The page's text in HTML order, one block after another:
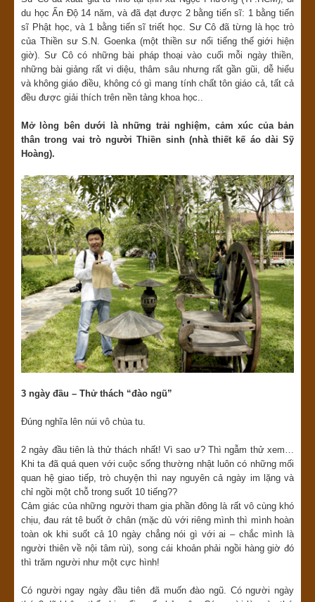
du học Ấn Độ 14 năm, và đã đạt được 2 bằng tiến sĩ: 1 bằng tiến
sĩ Phật học, và 1 bằng tiến sĩ triết học. Sư Cô đã từng là học trò
của Thiền sư S.N. Goenka (một thiền sư nổi tiếng thế giới hiện
giờ). Sư Cô có những bài pháp thoại vào cuối mỗi ngày thiền,
những bài giảng rất vi diệu, thâm sâu nhưng rất gần gũi, dễ hiểu
và không giáo điều, không có gì mang tính chất tôn giáo cả, tất cả
đều được giải thích trên nền tảng khoa học..
Mở lòng bên dưới là những trải nghiệm, cảm xúc của bản
thân trong vai trò người Thiền sinh (nhà thiết kế áo dài Sỹ
Hoàng).
3 ngày đầu – Thử thách “đào ngũ”
Đúng nghĩa lên núi vô chùa tu.
2 ngày đầu tiên là thử thách nhất! Vì sao ư? Thì ngẫm thử xem…
Khi ta đã quá quen với cuộc sống thường nhật luôn có những mối
quan hệ giao tiếp, trò chuyện thì nay nguyên cả ngày im lặng và
chỉ ngồi một chỗ trong suốt 10 tiếng??
Cảm giác của những người tham gia phần đông là rất vô cùng khó
chịu, đau rát tê buốt ở chân (mặc dù với riêng mình thì mình hoàn
toàn ok khi suốt cả 10 ngày chẳng nói gì với ai – chắc mình là
người thiên về nội tâm rùi), song cái khoản phải ngồi hàng giờ đó
thì trăm người như một cực hình!
Có người ngay ngày đầu tiên đã muốn đào ngũ. Có người ngày